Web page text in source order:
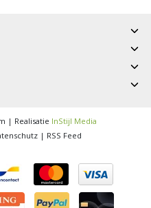
| Realisatie InStijl Media
| RSS Feed